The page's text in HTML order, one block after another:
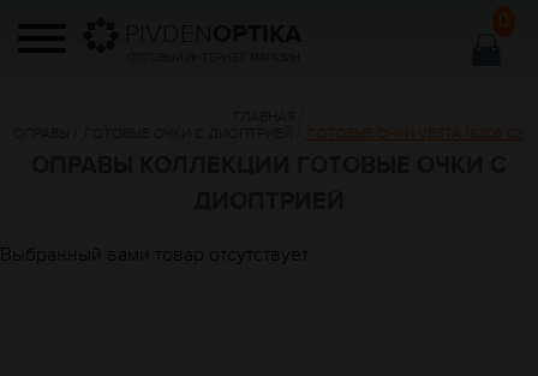
0
ГОТОВЫЕ ОЧКИ VESTA 19306 C3
Выбранный вами товар отсутствует.